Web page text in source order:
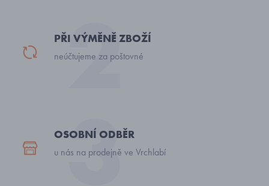
PŘI VÝMĚNĚ ZBOŽÍ
neúčtujeme za poštovné
OSOBNÍ ODBĚR
u nás na prodejně ve Vrchlabí